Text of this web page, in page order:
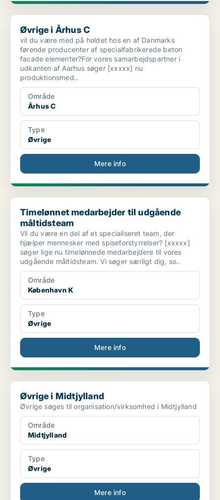
Øvrige i Århus C
Øvrige i Århus C
vil du være med på holdet hos en af Danmarks
førende producenter af specialfabrikerede beton
facade elementer?For vores samarbejdspartner i
udkanten af Aarhus søger [xxxxx] nu
produktionsmed..
Område
Århus C
Type
Øvrige
Mere info
Timelønnet medarbejder til udgående måltidsteam
Timelønnet medarbejder til udgående
måltidsteam
Vil du være en del af et specialiseret team, der
hjælper mennesker med spiseforstyrrelser? [xxxxx]
søger lige nu timelønnede medarbejdere til vores
udgående måltidsteam. Vi søger særligt dig, so..
Område
København K
Type
Øvrige
Mere info
Øvrige i Midtjylland
Øvrige i Midtjylland
Øvrige søges til organisation/virksomhed i Midtjylland
Område
Midtjylland
Type
Øvrige
Mere info